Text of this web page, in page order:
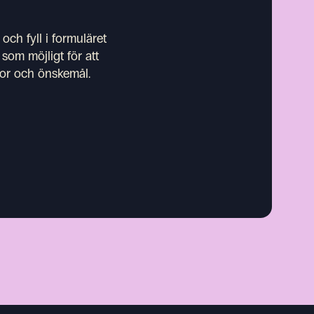
fyll i formuläret
möjligt för att
och önskemål.